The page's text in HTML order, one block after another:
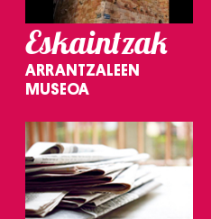
Eskaintzak
ARRANTZALEEN
MUSEOA